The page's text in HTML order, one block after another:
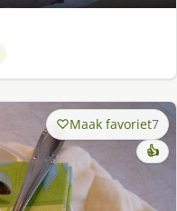
Maak favoriet7
👍